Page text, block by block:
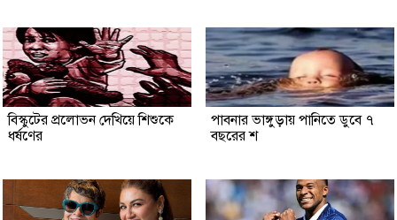
বিস্কুটের প্রলোভন দেখিয়ে শিশুকে
ধর্ষণের
পাবনার ভাঙ্গুড়ায় পানিতে ডুবে ৭
বছরের শ